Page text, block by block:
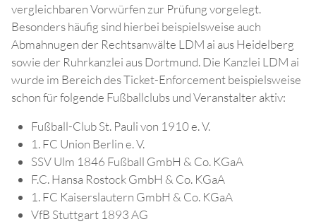
vergleichbaren Vorwürfen zur Prüfung vorgelegt.
Besonders häufig sind hierbei beispielsweise auch
Abmahnugen der Rechtsanwälte LDM ai aus Heidelberg
sowie der Ruhrkanzlei aus Dortmund. Die Kanzlei LDM ai
wurde im Bereich des Ticket-Enforcement beispielsweise
schon für folgende Fußballclubs und Veranstalter aktiv:
Fußball-Club St. Pauli von 1910 e. V.
1. FC Union Berlin e. V.
SSV Ulm 1846 Fußball GmbH & Co. KGaA
F.C. Hansa Rostock GmbH & Co. KGaA
1. FC Kaiserslautern GmbH & Co. KGaA
VfB Stuttgart 1893 AG